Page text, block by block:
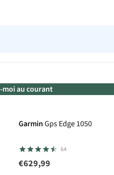
moi au courant
GarminGps Edge 1050
64
€629,99